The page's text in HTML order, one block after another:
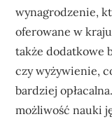
wynagrodzenie,
oferowane w
także dodatkowe
czy wyżywienie,
bardziej
możliwość nauki